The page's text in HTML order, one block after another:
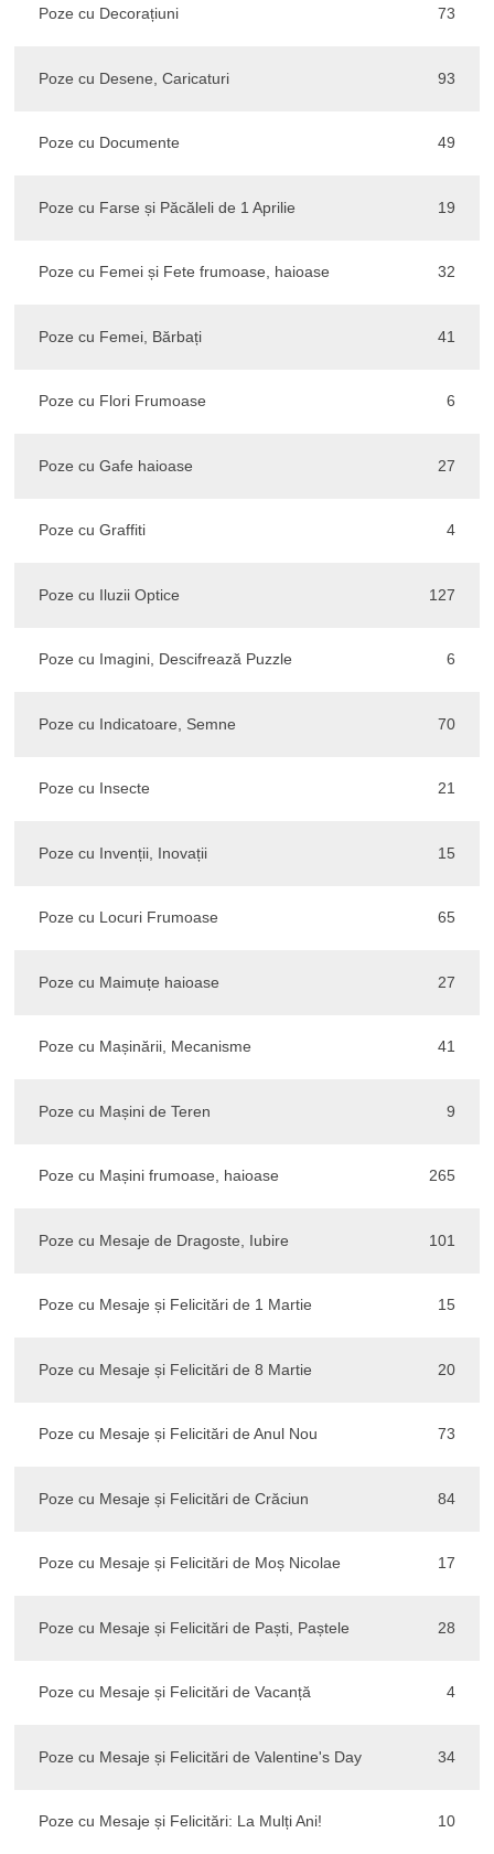
Poze cu Decorațiuni 73
Poze cu Desene, Caricaturi 93
Poze cu Documente 49
Poze cu Farse și Păcăleli de 1 Aprilie 19
Poze cu Femei și Fete frumoase, haioase 32
Poze cu Femei, Bărbați 41
Poze cu Flori Frumoase 6
Poze cu Gafe haioase 27
Poze cu Graffiti 4
Poze cu Iluzii Optice 127
Poze cu Imagini, Descifrează Puzzle 6
Poze cu Indicatoare, Semne 70
Poze cu Insecte 21
Poze cu Invenții, Inovații 15
Poze cu Locuri Frumoase 65
Poze cu Maimuțe haioase 27
Poze cu Mașinării, Mecanisme 41
Poze cu Mașini de Teren 9
Poze cu Mașini frumoase, haioase 265
Poze cu Mesaje de Dragoste, Iubire 101
Poze cu Mesaje și Felicitări de 1 Martie 15
Poze cu Mesaje și Felicitări de 8 Martie 20
Poze cu Mesaje și Felicitări de Anul Nou 73
Poze cu Mesaje și Felicitări de Crăciun 84
Poze cu Mesaje și Felicitări de Moș Nicolae 17
Poze cu Mesaje și Felicitări de Paști, Paștele 28
Poze cu Mesaje și Felicitări de Vacanță 4
Poze cu Mesaje și Felicitări de Valentine's Day 34
Poze cu Mesaje și Felicitări: La Mulți Ani! 10